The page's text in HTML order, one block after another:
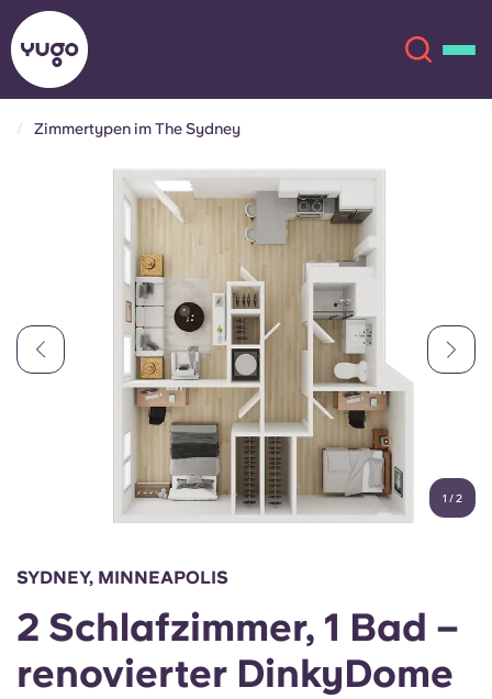
Über uns
Standorte
Konto Sprache
English (GB)
Chinese
Español
Wähle ein Land aus
Anmelden
Jetzt buchen
English (GB)
Chinese Español
Català Deutsch
Italian French
Portuguese
Zimmertypen im The Sydney
1 /2
SYDNEY, MINNEAPOLIS
2 Schlafzimmer, 1 Bad –
renovierter DinkyDome